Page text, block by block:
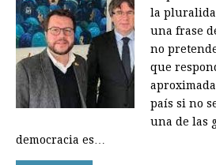
la
una frase
no
que
país si no
una de las
democracia es…